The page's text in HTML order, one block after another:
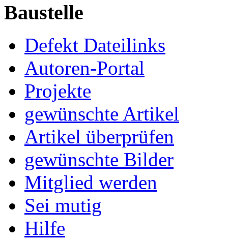
Baustelle
Defekt Dateilinks
Autoren-Portal
Projekte
gewünschte Artikel
Artikel überprüfen
gewünschte Bilder
Mitglied werden
Sei mutig
Hilfe